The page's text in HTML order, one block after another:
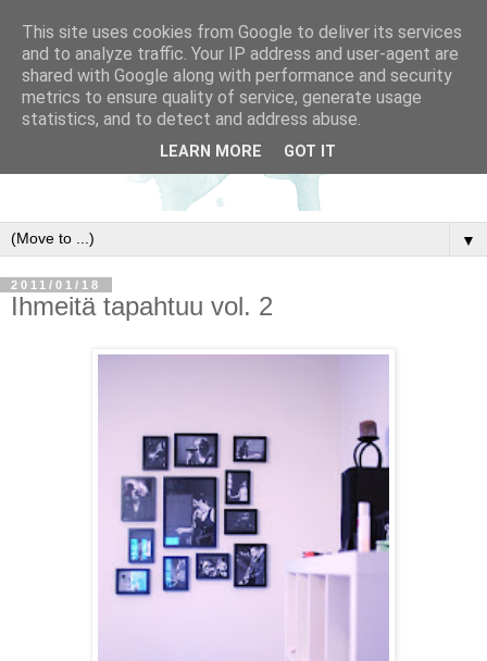
▼
2011/01/18
Ihmeitä tapahtuu vol. 2
This site uses cookies from Google to deliver its services
and to analyze traffic. Your IP address and user-agent are
shared with Google along with performance and security
metrics to ensure quality of service, generate usage
statistics, and to detect and address abuse.
LEARN MORE GOT IT